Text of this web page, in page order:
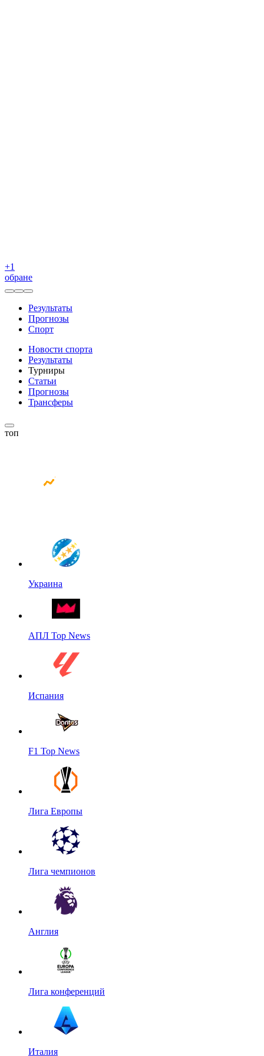
+1
обране
Результаты
Прогнозы
Спорт
Новости спорта
Результаты
Турниры
Статьи
Прогнозы
Трансферы
топ
Украина
АПЛ Top News
Испания
F1 Top News
Лига Европы
Лига чемпионов
Англия
Лига конференций
Италия